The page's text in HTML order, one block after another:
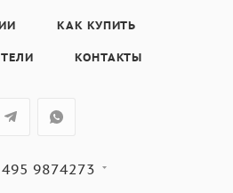
(Booster – 1,4 кВт), ø 160 мм
7,4 кВт
КАК КУПИТЬ
КОНТАКТЫ
495 9874273